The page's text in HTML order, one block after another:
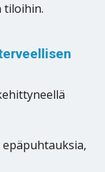
tiloihin.